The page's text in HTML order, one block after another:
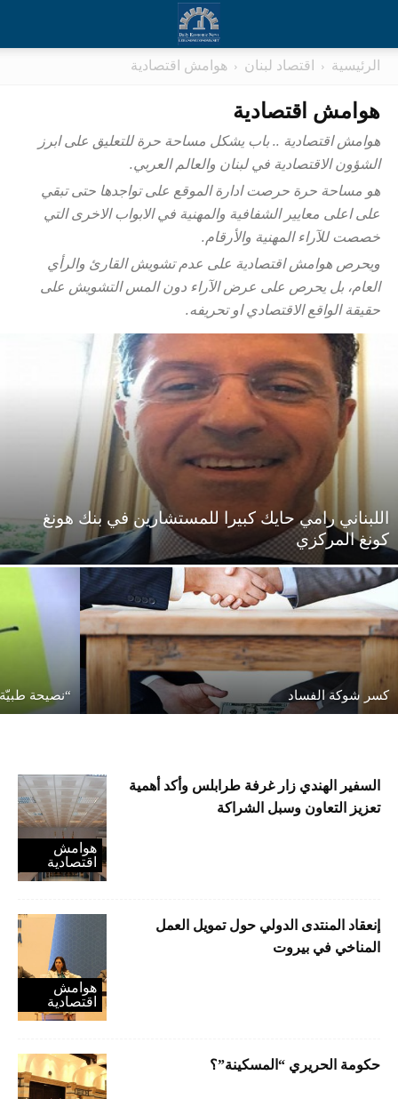
الرئيسية اقتصاد لبنان هوامش اقتصادية
هوامش اقتصادية
هوامش اقتصادية .. باب يشكل مساحة حرة للتعليق على ابرز
الشؤون الاقتصادية في لبنان والعالم العربي.
هو مساحة حرة حرصت ادارة الموقع على تواجدها حتى تبقي
على اعلى معايير الشفافية والمهنية في الابواب الاخرى التي
خصصت للآراء المهنية والأرقام.
ويحرص هوامش اقتصادية على عدم تشويش القارئ والرأي
العام، بل يحرص على عرض الآراء دون المس التشويش على
حقيقة الواقع الاقتصادي او تحريفه.
اللبناني رامي حايك كبيرا للمستشارين في بنك هونغ
كونغ المركزي
كسر شوكة الفساد “نصيحة
هوامش
اقتصادية
السفير الهندي زار غرفة طرابلس وأكد أهمية
تعزيز التعاون وسبل الشراكة
هوامش
اقتصادية
إنعقاد المنتدى الدولي حول تمويل العمل
المناخي في بيروت
حكومة الحريري “المسكينة”؟